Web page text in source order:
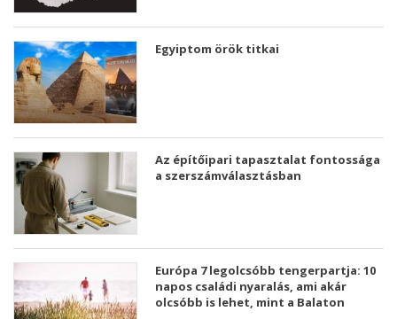
Egyiptom örök titkai
Az építőipari tapasztalat fontossága
a szerszámválasztásban
Európa 7 legolcsóbb tengerpartja: 10
napos családi nyaralás, ami akár
olcsóbb is lehet, mint a Balaton